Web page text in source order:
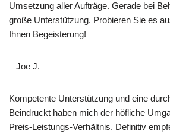
Umsetzung aller Aufträge. Gerade bei
große Unterstützung. Probieren Sie es
Ihnen Begeisterung!
– Joe J.
Kompetente Unterstützung und eine
Beindruckt haben mich der höfliche
Preis-Leistungs-Verhältnis. Definitiv